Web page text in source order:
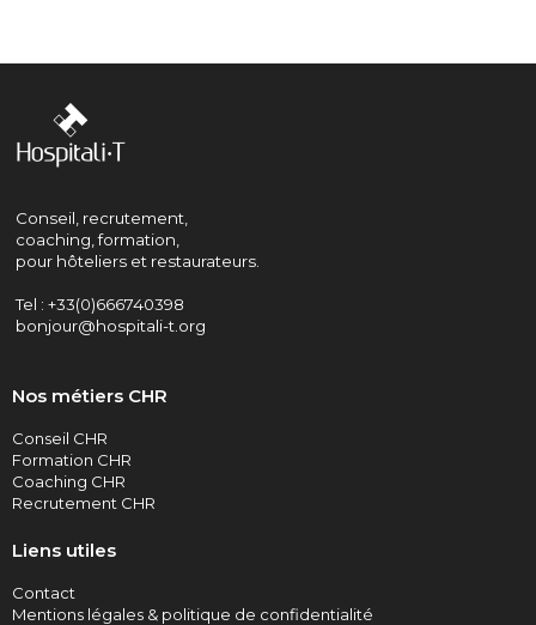
Conseil, recrutement,
coaching, formation,
pour hôteliers et restaurateurs.
Tel : +33(0)666740398
bonjour@hospitali-t.org
Nos métiers CHR
Conseil CHR
Formation CHR
Coaching CHR
Recrutement CHR
Liens utiles
Contact
Mentions légales & politique de confidentialité